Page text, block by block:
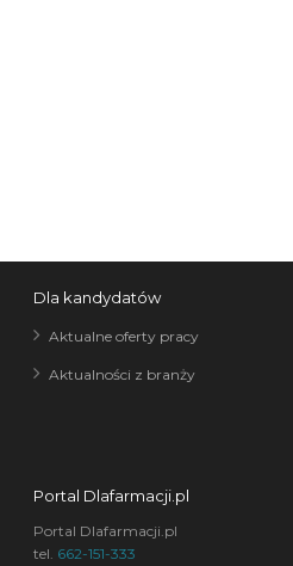
Dla kandydatów
Aktualne oferty pracy
Aktualności z branży
Portal Dlafarmacji.pl
Portal Dlafarmacji.pl
tel. 662-151-333